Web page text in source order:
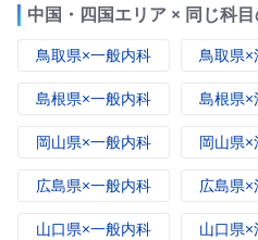
中国・四国エリア × 同じ科
鳥取県×一般内科 鳥取県
島根県×一般内科 島根県×
岡山県×一般内科 岡山県
広島県×一般内科 広島県
山口県×一般内科 山口県